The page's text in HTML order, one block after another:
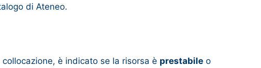
di Ateneo.
è indicato se la risorsa è prestabile o